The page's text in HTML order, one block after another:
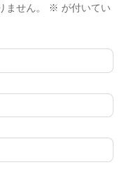
せん。 ※ が付いてい